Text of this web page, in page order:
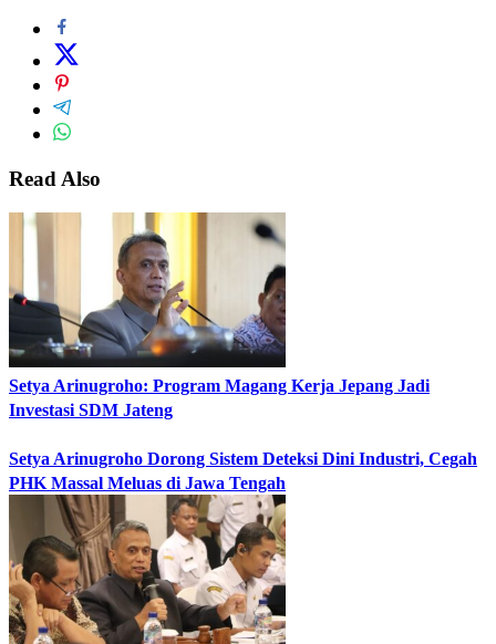
Read Also
Setya Arinugroho: Program Magang Kerja Jepang Jadi
Investasi SDM Jateng
Setya Arinugroho Dorong Sistem Deteksi Dini Industri, Cegah
PHK Massal Meluas di Jawa Tengah